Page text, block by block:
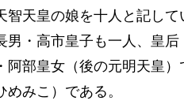
智天皇の娘を十人と記し
男・高市皇子も一人、皇
阿部皇女（後の元明天皇
みこ）である。